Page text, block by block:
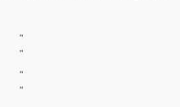
"
"
"
"